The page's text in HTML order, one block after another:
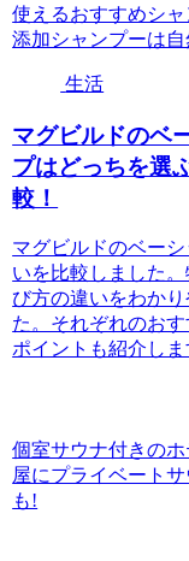
使えるおすすめシ
添加シャンプーは自
生活
マグビルドのベ
プはどっちを選
較！
マグビルドのベー
いを比較しました
び方の違いをわか
た。それぞれのお
ポイントも紹介しま
個室サウナ付きの
屋にプライベート
も!